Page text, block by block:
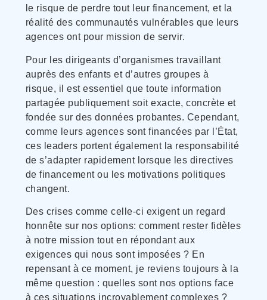
le risque de perdre tout leur financement, et la
réalité des communautés vulnérables que leurs
agences ont pour mission de servir.
Pour les dirigeants d’organismes travaillant
auprès des enfants et d’autres groupes à
risque, il est essentiel que toute information
partagée publiquement soit exacte, concrète et
fondée sur des données probantes. Cependant,
comme leurs agences sont financées par l’État,
ces leaders portent également la responsabilité
de s’adapter rapidement lorsque les directives
de financement ou les motivations politiques
changent.
Des crises comme celle-ci exigent un regard
honnête sur nos options: comment rester fidèles
à notre mission tout en répondant aux
exigences qui nous sont imposées ? En
repensant à ce moment, je reviens toujours à la
même question : quelles sont nos options face
à ces situations incroyablement complexes ?